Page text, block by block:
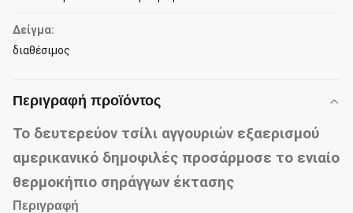
Δείγμα:
διαθέσιμος
Περιγραφή προϊόντος
Το δευτερεύον τσίλι αγγουριών εξαερισμού
αμερικανικό δημοφιλές προσάρμοσε το ενιαίο
θερμοκήπιο σηράγγων έκτασης
Περιγραφή